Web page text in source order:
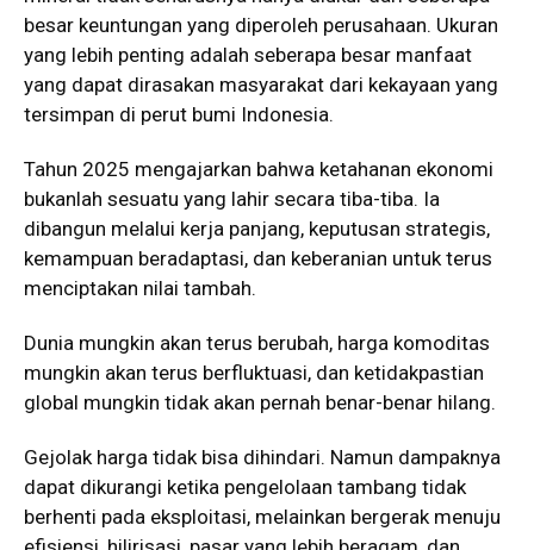
besar keuntungan yang diperoleh perusahaan. Ukuran
yang lebih penting adalah seberapa besar manfaat
yang dapat dirasakan masyarakat dari kekayaan yang
tersimpan di perut bumi Indonesia.
Tahun 2025 mengajarkan bahwa ketahanan ekonomi
bukanlah sesuatu yang lahir secara tiba-tiba. Ia
dibangun melalui kerja panjang, keputusan strategis,
kemampuan beradaptasi, dan keberanian untuk terus
menciptakan nilai tambah.
Dunia mungkin akan terus berubah, harga komoditas
mungkin akan terus berfluktuasi, dan ketidakpastian
global mungkin tidak akan pernah benar-benar hilang.
Gejolak harga tidak bisa dihindari. Namun dampaknya
dapat dikurangi ketika pengelolaan tambang tidak
berhenti pada eksploitasi, melainkan bergerak menuju